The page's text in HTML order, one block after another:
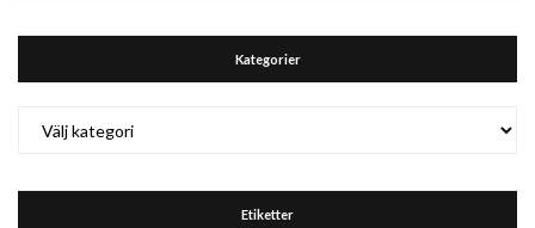
Kategorier
Etiketter